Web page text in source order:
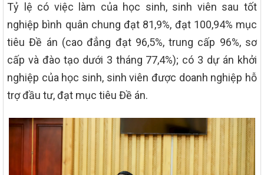
Tỷ lệ có việc làm của học sinh, sinh viên sau tốt
nghiệp bình quân chung đạt 81,9%, đạt 100,94% mục
tiêu Đề án (cao đẳng đạt 96,5%, trung cấp 96%, sơ
cấp và đào tạo dưới 3 tháng 77,4%); có 3 dự án khởi
nghiệp của học sinh, sinh viên được doanh nghiệp hỗ
trợ đầu tư, đạt mục tiêu Đề án.